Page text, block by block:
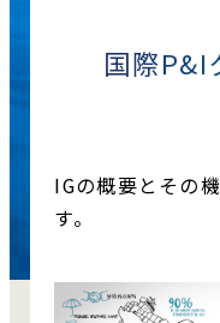
国際P&I
IGの概要とその
す。